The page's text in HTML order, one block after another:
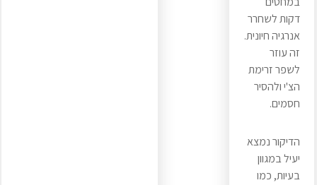
דקות לשחרר
אנרגיה חיונית.
זה עוזר
לשפר זרימת
הצ'י ולהסיר
חסמים.
הדיקור נמצא
יעיל במגוון
בעיות, כמו